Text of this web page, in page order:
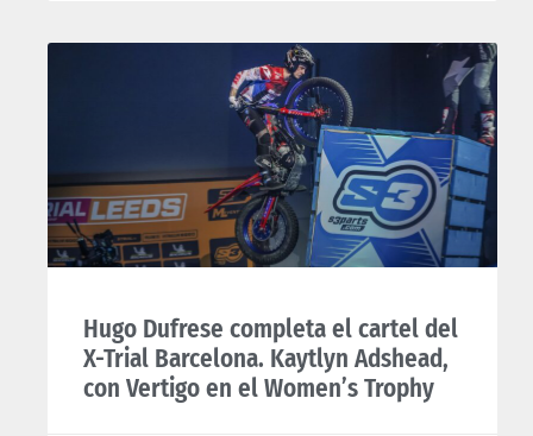
Hugo Dufrese completa el cartel del
X-Trial Barcelona. Kaytlyn Adshead,
con Vertigo en el Women’s Trophy